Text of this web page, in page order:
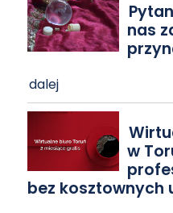
nas
dalej
w
bez kosztownych